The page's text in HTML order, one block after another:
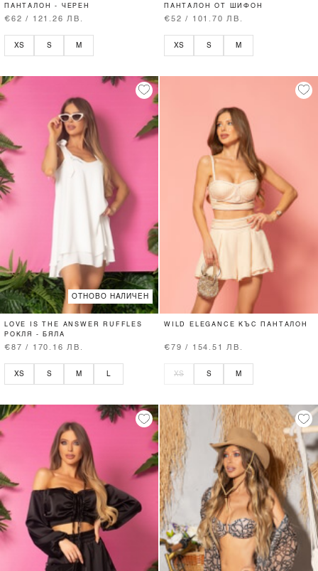
ПАНТАЛОН - ЧЕРЕН
€62 / 121.26 ЛВ.
XS S M
ПАНТАЛОН ОТ ШИФОН
€52 / 101.70 ЛВ.
XS S M
ОТНОВО НАЛИЧЕН
LOVE IS THE ANSWER RUFFLES
РОКЛЯ - БЯЛА
€87 / 170.16 ЛВ.
XS S M L
WILD ELEGANCE КЪС ПАНТАЛОН
€79 / 154.51 ЛВ.
XS S M